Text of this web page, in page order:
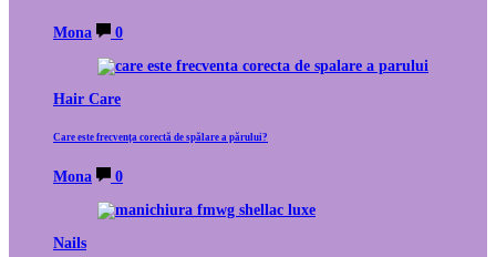
Mona 0
Hair Care
Care este frecvența corectă de spălare a părului?
Mona 0
Nails